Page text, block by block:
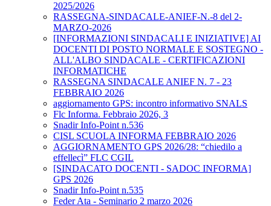
2025/2026
RASSEGNA-SINDACALE-ANIEF-N.-8 del 2-
MARZO-2026
[INFORMAZIONI SINDACALI E INIZIATIVE] AI
DOCENTI DI POSTO NORMALE E SOSTEGNO -
ALL'ALBO SINDACALE - CERTIFICAZIONI
INFORMATICHE
RASSEGNA SINDACALE ANIEF N. 7 - 23
FEBBRAIO 2026
aggiornamento GPS: incontro informativo SNALS
Flc Informa. Febbraio 2026, 3
Snadir Info-Point n.536
CISL SCUOLA INFORMA FEBBRAIO 2026
AGGIORNAMENTO GPS 2026/28: “chiedilo a
effellecì” FLC CGIL
[SINDACATO DOCENTI - SADOC INFORMA]
GPS 2026
Snadir Info-Point n.535
Feder Ata - Seminario 2 marzo 2026